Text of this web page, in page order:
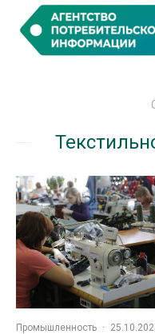
Промышленность ·